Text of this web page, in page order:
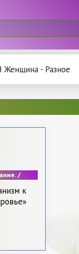
Женщина - Разное
/
Мода. /
-
к